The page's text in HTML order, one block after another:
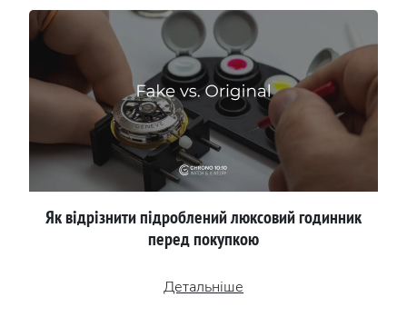
Як відрізнити підроблений люксовий годинник
перед покупкою
Детальніше